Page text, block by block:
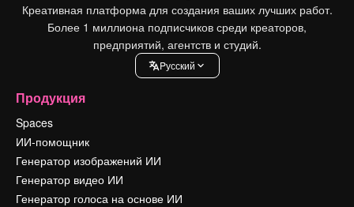
Креативная платформа для создания ваших лучших работ.
Более 1 миллиона подписчиков среди креаторов,
предприятий, агентств и студий.
Pусский
Продукция
Spaces
ИИ-помощник
Генератор изображений ИИ
Генератор видео ИИ
Генератор голоса на основе ИИ